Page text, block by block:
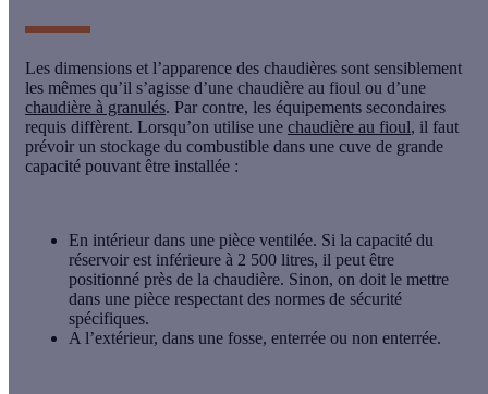
Les dimensions et l’apparence des chaudières sont sensiblement
les mêmes qu’il s’agisse d’une chaudière au fioul ou d’une
chaudière à granulés. Par contre, les équipements secondaires
requis diffèrent. Lorsqu’on utilise une chaudière au fioul, il faut
prévoir un stockage du combustible dans une cuve de grande
capacité pouvant être installée :
En intérieur dans une pièce ventilée. Si la capacité du
réservoir est inférieure à 2 500 litres, il peut être
positionné près de la chaudière. Sinon, on doit le mettre
dans une pièce respectant des normes de sécurité
spécifiques.
A l’extérieur, dans une fosse, enterrée ou non enterrée.